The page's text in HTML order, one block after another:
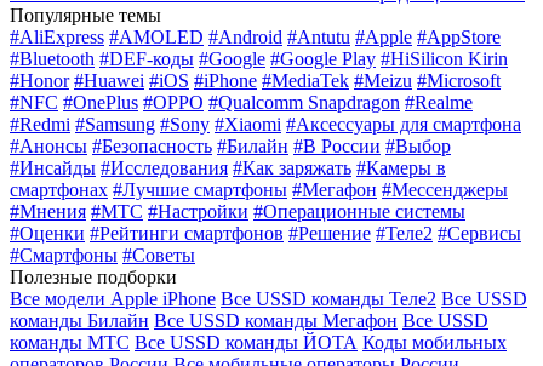
Популярные темы
#AliExpress #AMOLED #Android #Antutu #Apple #AppStore
#Bluetooth #DEF-коды #Google #Google Play #HiSilicon Kirin
#Honor #Huawei #iOS #iPhone #MediaTek #Meizu #Microsoft
#NFC #OnePlus #OPPO #Qualcomm Snapdragon #Realme
#Redmi #Samsung #Sony #Xiaomi #Аксессуары для смартфона
#Анонсы #Безопасность #Билайн #В России #Выбор
#Инсайды #Исследования #Как заряжать #Камеры в
смартфонах #Лучшие смартфоны #Мегафон #Мессенджеры
#Мнения #МТС #Настройки #Операционные системы
#Оценки #Рейтинги смартфонов #Решение #Теле2 #Сервисы
#Смартфоны #Советы
Полезные подборки
Все модели Apple iPhone Все USSD команды Теле2 Все USSD
команды Билайн Все USSD команды Мегафон Все USSD
команды МТС Все USSD команды ЙОТА Коды мобильных